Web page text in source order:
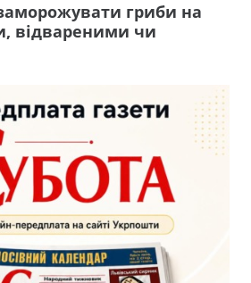
гриби на
відвареними чи